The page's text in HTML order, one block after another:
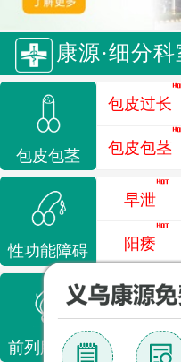
康源·细分
包皮包茎
包皮过长
包皮包茎
性功能障碍
早泄
阳痿
前列腺疾病
前列腺炎
前列腺增